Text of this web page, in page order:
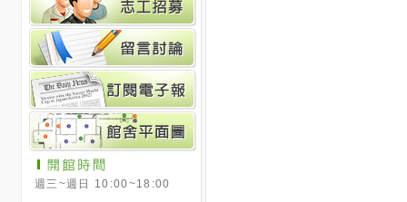
週三~週日 10:00~18:00